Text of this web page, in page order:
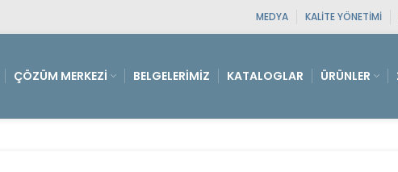
MEDYA KALITE YÖNETIMI
ÇÖZÜM MERKEZI BELGELERIMIZ KATALOGLAR ÜRÜNLER